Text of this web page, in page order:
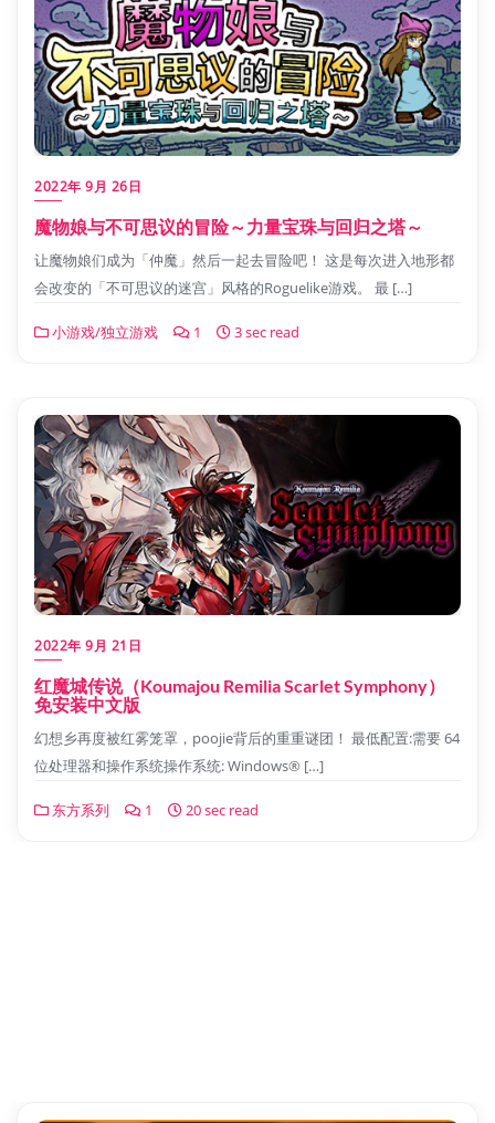
2022年 9月 26日
魔物娘与不可思议的冒险～力量宝珠与回归之塔～
让魔物娘们成为「仲魔」然后一起去冒险吧！ 这是每次进入地形都
会改变的「不可思议的迷宫」风格的Roguelike游戏。 最 […]
小游戏/独立游戏 1 3 sec read
2022年 9月 21日
红魔城传说（Koumajou Remilia Scarlet Symphony）
免安装中文版
幻想乡再度被红雾笼罩，poojie背后的重重谜团！ 最低配置:需要 64
位处理器和操作系统操作系统: Windows® […]
东方系列 1 20 sec read